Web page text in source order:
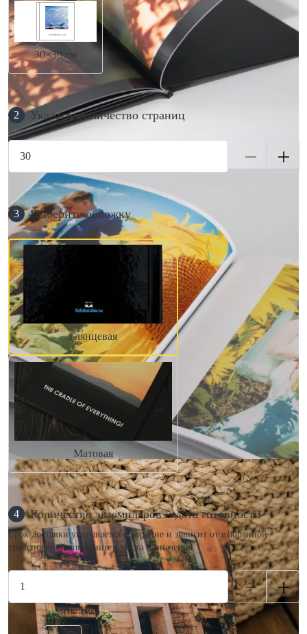
30×30 см
2 Укажите количество страниц
3 Выберите обложку
Глянцевая
Матовая
4 Количество экземпляров и дата готовности
Срок доставки указывается в корзине и зависит от выбранной
транспортной компании и места назначения.